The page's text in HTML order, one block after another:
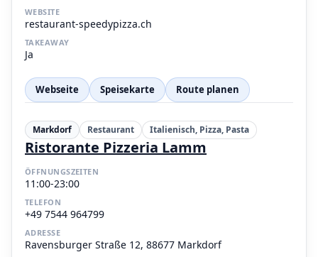
WEBSITE
restaurant-speedypizza.ch
TAKEAWAY
Ja
Webseite Speisekarte Route planen
Markdorf Restaurant Italienisch, Pizza, Pasta
Ristorante Pizzeria Lamm
ÖFFNUNGSZEITEN
11:00-23:00
TELEFON
+49 7544 964799
ADRESSE
Ravensburger Straße 12, 88677 Markdorf